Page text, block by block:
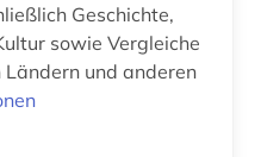
Geschichte,
sowie Vergleiche
und anderen